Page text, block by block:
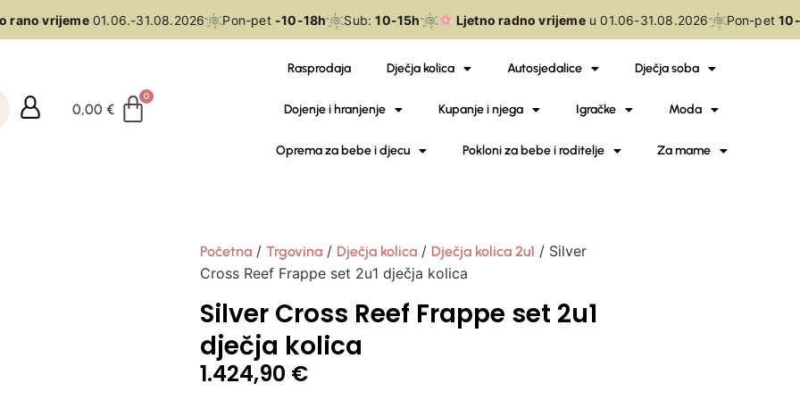
vrijeme01.06.-31.08.2026 Pon-pet-10-18h Sub:10-15h Ljetno radno vrijemeu 01.06-31.08.2026 Pon-pet10-
0,00€
Rasprodaja Dječja kolica Autosjedalice Dječja soba
Dojenje i hranjenje Kupanje i njega Igračke Moda
Oprema za bebe i djecu Pokloni za bebe i roditelje Za mame
Početna / Trgovina / Dječja kolica / Dječja kolica 2u1 / Silver
Cross Reef Frappe set 2u1 dječja kolica
Silver Cross Reef Frappe set 2u1
dječja kolica
1.424,90 €